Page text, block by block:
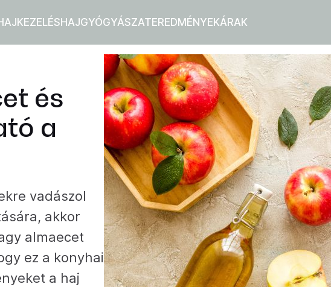
HAJGYÓGYÁSZAT EREDMÉNYEKÁRAK
és
a
vadászol
akkor
almaecet
ez a konyhai
a haj